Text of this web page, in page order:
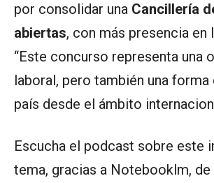
por consolidar una Cancillería
abiertas, con más presencia en
“Este concurso representa una
laboral, pero también una forma
país desde el ámbito
Escucha el podcast sobre este
tema, gracias a Notebooklm, de